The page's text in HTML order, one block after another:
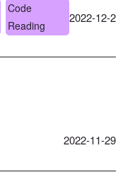
Code
Reading
2022-12-2
2022-11-29